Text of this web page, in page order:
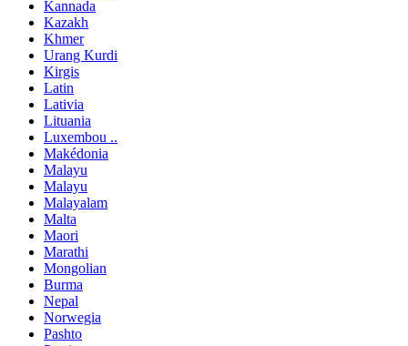
Kannada
Kazakh
Khmer
Urang Kurdi
Kirgis
Latin
Lativia
Lituania
Luxembou ..
Makédonia
Malayu
Malayu
Malayalam
Malta
Maori
Marathi
Mongolian
Burma
Nepal
Norwegia
Pashto